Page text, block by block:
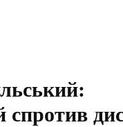
спротив